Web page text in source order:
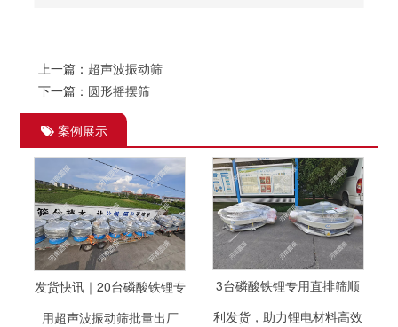
上一篇： 超声波振动筛
下一篇： 圆形摇摆筛
案例展示
发货快讯｜20台磷酸铁锂专
用超声波振动筛批量出厂
3台磷酸铁锂专用直排筛顺
利发货，助力锂电材料高效